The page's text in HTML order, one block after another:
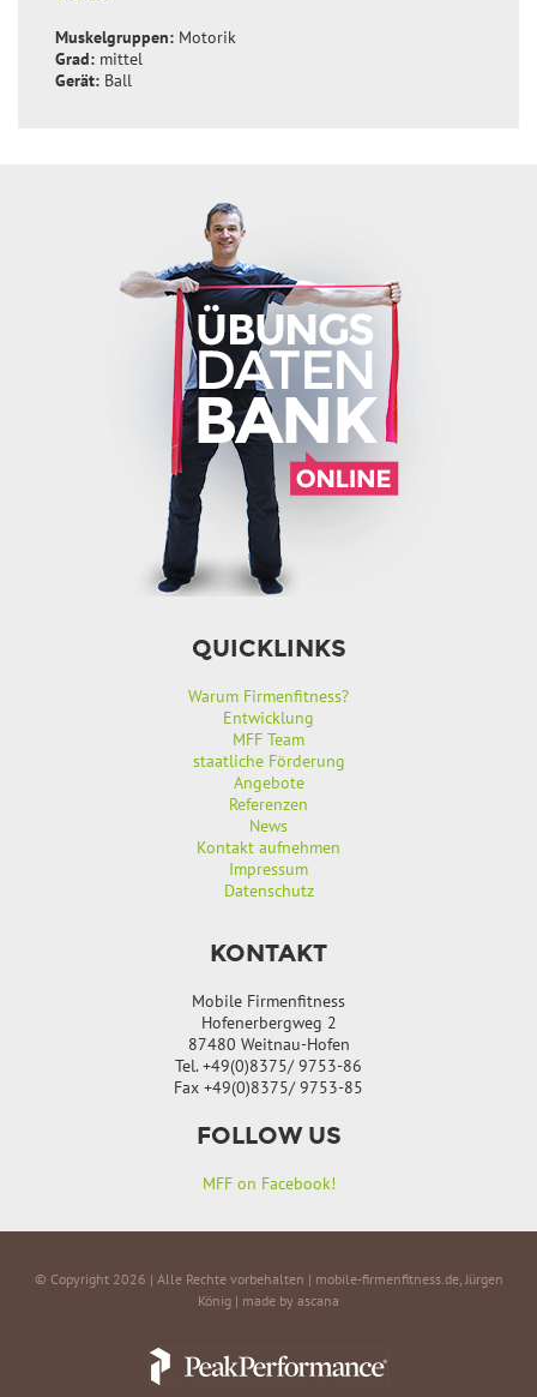
Muskelgruppen: Motorik
Grad: mittel
Gerät: Ball
QUICKLINKS
Warum Firmenfitness?
Entwicklung
MFF Team
staatliche Förderung
Angebote
Referenzen
News
Kontakt aufnehmen
Impressum
Datenschutz
KONTAKT
Mobile Firmenfitness
Hofenerbergweg 2
87480 Weitnau-Hofen
Tel. +49(0)8375/ 9753-86
Fax +49(0)8375/ 9753-85
FOLLOW US
MFF on Facebook!
© Copyright 2026 | Alle Rechte vorbehalten | mobile-firmenfitness.de, Jürgen
König | made by ascana